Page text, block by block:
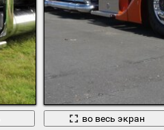
во весь экран